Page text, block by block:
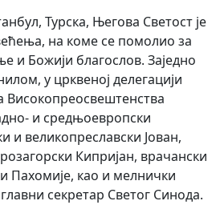
Турска, Његова Светост је
на коме се помолио за
и Божији благослов. Заједно
у црквеној делегацији
Високопреосвештенства
и средњоевропски
и великопреславски Јован,
Кипријан, врачански
Пахомије, као и мелнички
секретар Светог Синода.